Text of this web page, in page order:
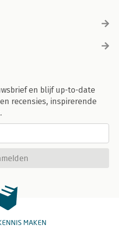
en blijf up-to-date
recensies, inspirerende
MAKEN